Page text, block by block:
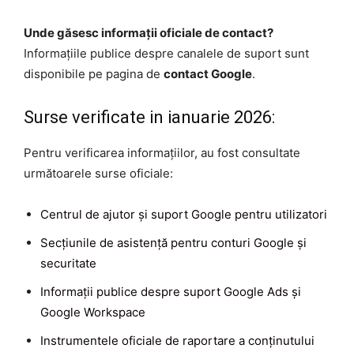
Unde găsesc informații oficiale de contact?
Informațiile publice despre canalele de suport sunt
disponibile pe pagina de contact Google.
Surse verificate in ianuarie 2026:
Pentru verificarea informațiilor, au fost consultate
următoarele surse oficiale:
Centrul de ajutor și suport Google pentru utilizatori
Secțiunile de asistență pentru conturi Google și
securitate
Informații publice despre suport Google Ads și
Google Workspace
Instrumentele oficiale de raportare a conținutului